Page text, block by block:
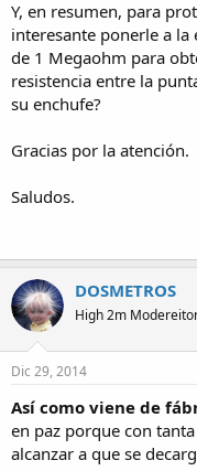
Y, en resumen, para
interesante ponerle a la
de 1 Megaohm para
resistencia entre la
su enchufe?
Gracias por la atención.
Saludos.
DOSMETROS
High 2m
Dic 29, 2014
Así como viene de
en paz porque con
alcanzar a que se